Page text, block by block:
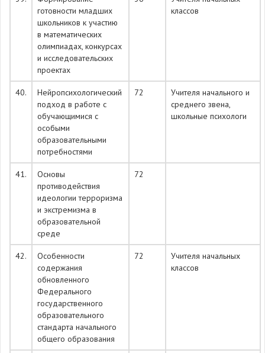
готовности младших
школьников к участию
в математических
олимпиадах, конкурсах
и исследовательских
проектах
классов
40.
Нейропсихологический
подход в работе с
обучающимися с
особыми
образовательными
потребностями
72
Учителя начального и
среднего звена,
школьные психологи
41.
Основы
противодействия
идеологии терроризма
и экстремизма в
образовательной
среде
72
42.
Особенности
содержания
обновленного
Федерального
государственного
образовательного
стандарта начального
общего образования
72
Учителя начальных
классов